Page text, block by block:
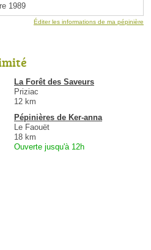
1989
Éditer les informations de ma pépinière
La Forêt des Saveurs
Priziac
12 km
Pépinières de Ker-anna
Le Faouët
18 km
Ouverte jusqu'à 12h